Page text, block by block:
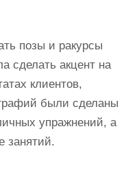
позы и ракурсы
сделать акцент на
клиентов,
были сделаны
упражнений, а
занятий.